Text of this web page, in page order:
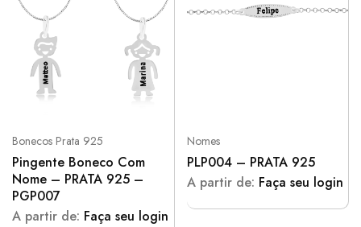
Bonecos Prata 925
Pingente Boneco Com
Nome – PRATA 925 –
PGP007
A partir de: Faça seu login
Nomes
PLP004 – PRATA 925
A partir de: Faça seu login